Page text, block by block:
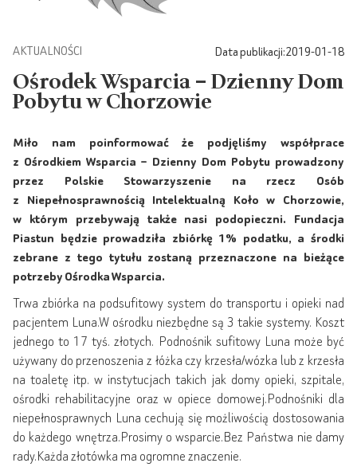
AKTUALNOŚCI Data publikacji:2019-01-18
Ośrodek Wsparcia – Dzienny Dom
Pobytu w Chorzowie
Miło nam poinformować że podjęliśmy współprace
z Ośrodkiem Wsparcia – Dzienny Dom Pobytu prowadzony
przez Polskie Stowarzyszenie na rzecz Osób
z Niepełnosprawnością Intelektualną Koło w Chorzowie,
w którym przebywają także nasi podopieczni. Fundacja
Piastun będzie prowadziła zbiórkę 1% podatku, a środki
zebrane z tego tytułu zostaną przeznaczone na bieżące
potrzeby Ośrodka Wsparcia.
Trwa zbiórka na podsufitowy system do transportu i opieki nad
pacjentem Luna.W ośrodku niezbędne są 3 takie systemy. Koszt
jednego to 17 tyś. złotych. Podnośnik sufitowy Luna może być
używany do przenoszenia z łóżka czy krzesła/wózka lub z krzesła
na toaletę itp. w instytucjach takich jak domy opieki, szpitale,
ośrodki rehabilitacyjne oraz w opiece domowej.Podnośniki dla
niepełnosprawnych Luna cechują się możliwością dostosowania
do każdego wnętrza.Prosimy o wsparcie.Bez Państwa nie damy
rady.Każda złotówka ma ogromne znaczenie.